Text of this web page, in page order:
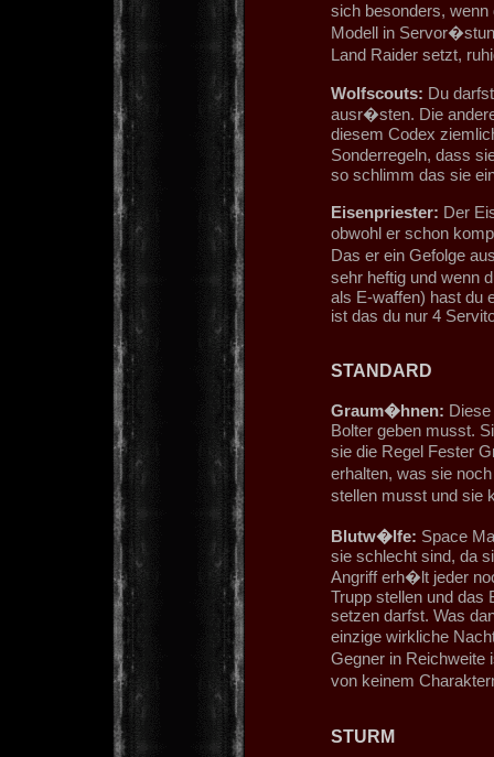
sich besonders,
Modell in
Land Raider setzt,
Wolfscouts: Du
ausr�sten. Die
diesem Codex
Sonderregeln, dass
so schlimm das sie
Eisenpriester: Der
obwohl er schon
Das er ein Gefolge
sehr heftig und wenn
als E-waffen) hast du
ist das du nur 4
STANDARD
Graum�hnen:
Bolter geben musst.
sie die Regel Fester
erhalten, was sie
stellen musst und sie
Blutw�lfe: Space
sie schlecht sind, da
Angriff erh�lt jeder
Trupp stellen und das
setzen darfst. Was
einzige wirkliche
Gegner in
von keinem
STURM